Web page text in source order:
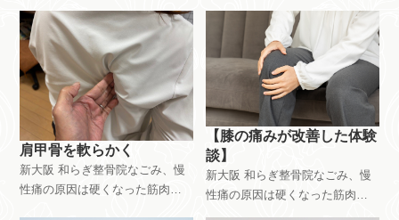
「緩消法」登録施術者｜腰痛、
椎間板ヘルニア、脊柱管狭窄、
繊維筋痛症、坐骨神経痛。どこ
の病院や施術院に行ってもどん
な施術をしても治らなかった
方。体の半分か筋肉です。こち
らに来てください。新大阪駅近
く、大阪市東淀川区東中島。又
は、富田林市 和らぎ整骨院で
の施術
「緩消法」登録施術者｜腰痛、
椎間板ヘルニア、脊柱管狭窄、
繊維筋痛症、坐骨神経痛。どこ
の病院や施術院に行ってもどん
な施術をしても治らなかった
方。体の半分か筋肉です。こち
らに来てください。新大阪駅近
く、大阪市東淀川区東中島。又
は、富田林市 和らぎ整骨院で
の施術
肩甲骨を軟らかく
新大阪 和らぎ整骨院なごみ、慢
性痛の原因は硬くなった筋肉。
【膝の痛みが改善した体験
談】
新大阪 和らぎ整骨院なごみ、慢
性痛の原因は硬くなった筋肉。